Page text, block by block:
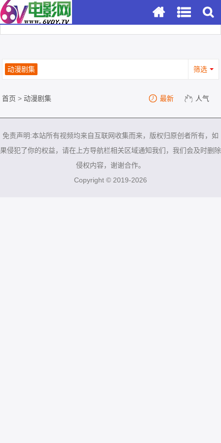
动漫剧集 筛选
首页 >动漫剧集 最新 人气
免责声明:本站所有视频均来自互联网收集而来，版权归原创者所有，如
果侵犯了你的权益，请在上方导航栏相关区域通知我们，我们会及时删除
侵权内容，谢谢合作。
Copyright © 2019-2026